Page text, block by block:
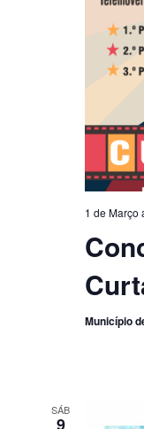
1 de Março
Município
SÁB